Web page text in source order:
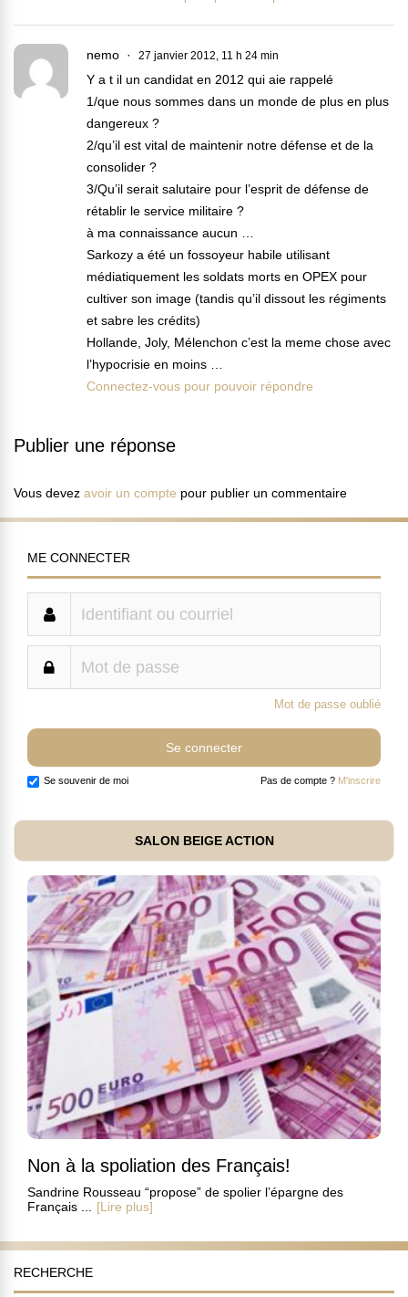
nemo 27 janvier 2012, 11 h 24 min
Y a t il un candidat en 2012 qui aie rappelé
1/que nous sommes dans un monde de plus en plus
dangereux ?
2/qu’il est vital de maintenir notre défense et de la
consolider ?
3/Qu’il serait salutaire pour l’esprit de défense de
rétablir le service militaire ?
à ma connaissance aucun …
Sarkozy a été un fossoyeur habile utilisant
médiatiquement les soldats morts en OPEX pour
cultiver son image (tandis qu’il dissout les régiments
et sabre les crédits)
Hollande, Joly, Mélenchon c’est la meme chose avec
l’hypocrisie en moins …
Connectez-vous pour pouvoir répondre
Publier une réponse
Vous devez avoir un compte pour publier un commentaire
ME CONNECTER
Mot de passe oublié
Se souvenir de moi Pas de compte ? M'inscrire
SALON BEIGE ACTION
Non à la spoliation des Français!
Sandrine Rousseau “propose” de spolier l’épargne des
Français ...
[Lire plus]
RECHERCHE